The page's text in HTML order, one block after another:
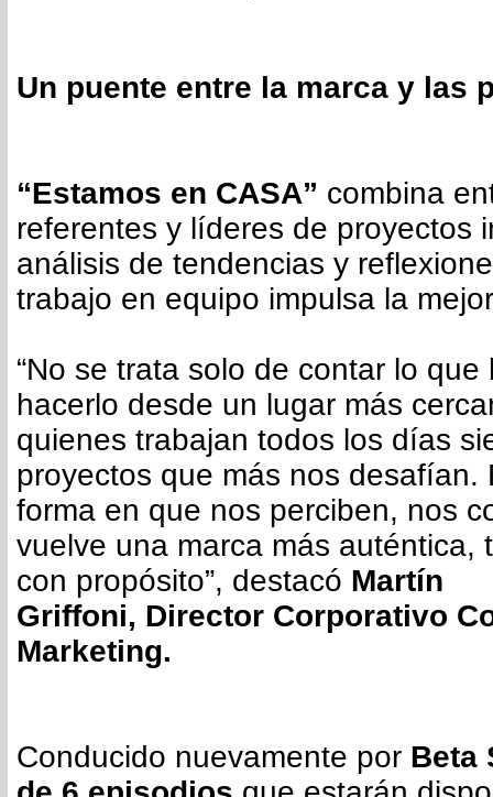
Un puente entre la marca y las
“Estamos en CASA” combina
referentes y líderes de proyectos
análisis de tendencias y
trabajo en equipo impulsa la
“No se trata solo de contar lo
hacerlo desde un lugar más
quienes trabajan todos los días
proyectos que más nos desafían.
forma en que nos perciben, nos
vuelve una marca más auténtica,
con propósito”, destacó Martín
Griffoni, Director Corporativo
Marketing.
Conducido nuevamente por Beta